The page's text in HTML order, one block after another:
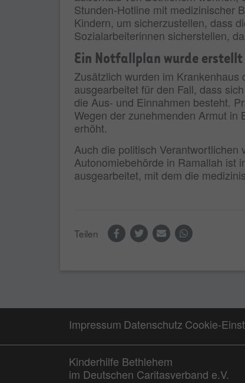
Stunden-Hotline mit medizinischer
Kindern, um sicherzustellen, dass
Sozialarbeiterinnen sicherstellen,
Ein Notfallplan wurde erstellt
Zusätzlich wurden im
ausgearbeitet für den Fall, dass
die Aus- und Einnahmen besteht.
Wegen der zunehmenden Armut in
erhöht.
Auch die politisch
Autonomiebehörde in Ramallah ist
ausgearbeitet, mit dem die
Teilen
Impressum Datenschutz Cookie-
Kinderhilfe Bethlehem
im Deutschen Caritasverband e.V.